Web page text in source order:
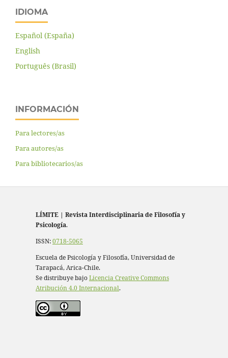
IDIOMA
Español (España)
English
Português (Brasil)
INFORMACIÓN
Para lectores/as
Para autores/as
Para bibliotecarios/as
LÍMITE | Revista Interdisciplinaria de Filosofía y
Psicología.
ISSN:0718-5065
Escuela de Psicología y Filosofía, Universidad de
Tarapacá, Arica-Chile.
Se distribuye bajoLicencia Creative Commons
Atribución 4.0 Internacional.